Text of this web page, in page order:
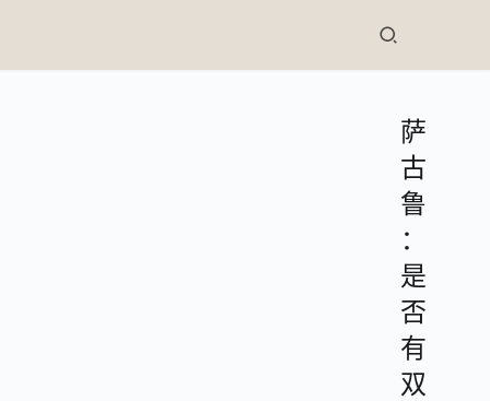
萨
古
鲁
：
是
否
有
双